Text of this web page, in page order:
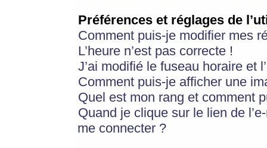
Préférences et réglages de
Comment puis-je modifier mes
L’heure n’est pas correcte !
J’ai modifié le fuseau horaire et
Comment puis-je afficher une
Quel est mon rang et comment
Quand je clique sur le lien de
me connecter ?